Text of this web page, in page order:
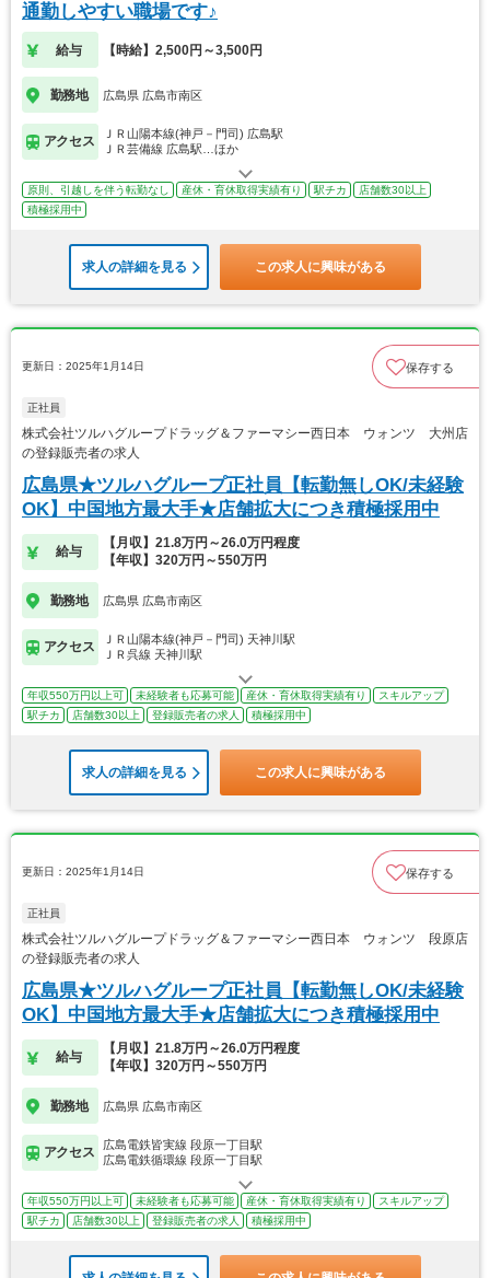
通勤しやすい職場です♪
給与 【時給】2,500円～3,500円
勤務地 広島県 広島市南区
アクセス
ＪＲ山陽本線(神戸－門司) 広島駅
ＪＲ芸備線 広島駅…ほか
原則、引越しを伴う転勤なし 産休・育休取得実績有り 駅チカ
店舗数30以上
積極採用中
求人の詳細を見る この求人に興味がある
更新日：2025年1月14日 保存する
正社員
株式会社ツルハグループドラッグ＆ファーマシー西日本 ウォンツ 大州店
の登録販売者の求人
広島県★ツルハグループ正社員【転勤無しOK/未経験
OK】中国地方最大手★店舗拡大につき積極採用中
給与
【月収】21.8万円～26.0万円程度
【年収】320万円～550万円
勤務地 広島県 広島市南区
アクセス
ＪＲ山陽本線(神戸－門司) 天神川駅
ＪＲ呉線 天神川駅
年収550万円以上可 未経験者も応募可能 産休・育休取得実績有り
スキルアップ
駅チカ
店舗数30以上 登録販売者の求人 積極採用中
求人の詳細を見る この求人に興味がある
更新日：2025年1月14日 保存する
正社員
株式会社ツルハグループドラッグ＆ファーマシー西日本 ウォンツ 段原店
の登録販売者の求人
広島県★ツルハグループ正社員【転勤無しOK/未経験
OK】中国地方最大手★店舗拡大につき積極採用中
給与
【月収】21.8万円～26.0万円程度
【年収】320万円～550万円
勤務地 広島県 広島市南区
アクセス
広島電鉄皆実線 段原一丁目駅
広島電鉄循環線 段原一丁目駅
年収550万円以上可 未経験者も応募可能 産休・育休取得実績有り
スキルアップ
駅チカ
店舗数30以上 登録販売者の求人 積極採用中